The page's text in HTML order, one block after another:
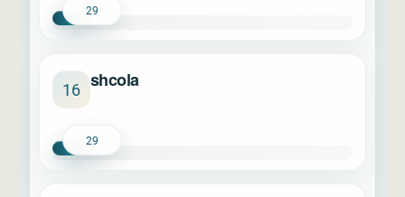
29
16 shcola
29